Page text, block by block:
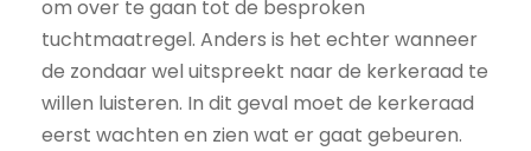
om over te gaan tot de besproken
tuchtmaatregel. Anders is het echter wanneer
de zondaar wel uitspreekt naar de kerkeraad te
willen luisteren. In dit geval moet de kerkeraad
eerst wachten en zien wat er gaat gebeuren.